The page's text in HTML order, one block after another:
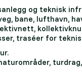
og teknisk
bane, lufthavn,
traséer for